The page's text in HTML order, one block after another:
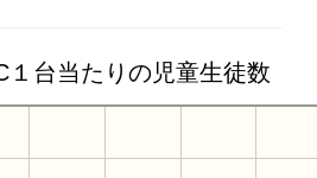
グとドローン関係性」とい
１台当たりの児童生徒数